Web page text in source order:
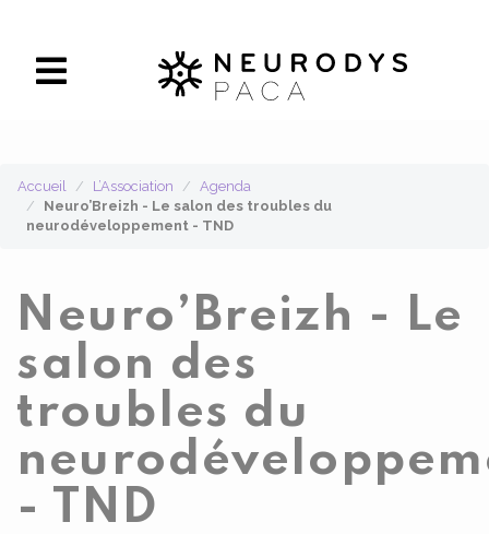
Accueil L’Association
Agenda
Neuro’Breizh - Le salon des troubles du
neurodéveloppement - TND
Neuro’Breizh - Le
salon des
troubles du
- TND